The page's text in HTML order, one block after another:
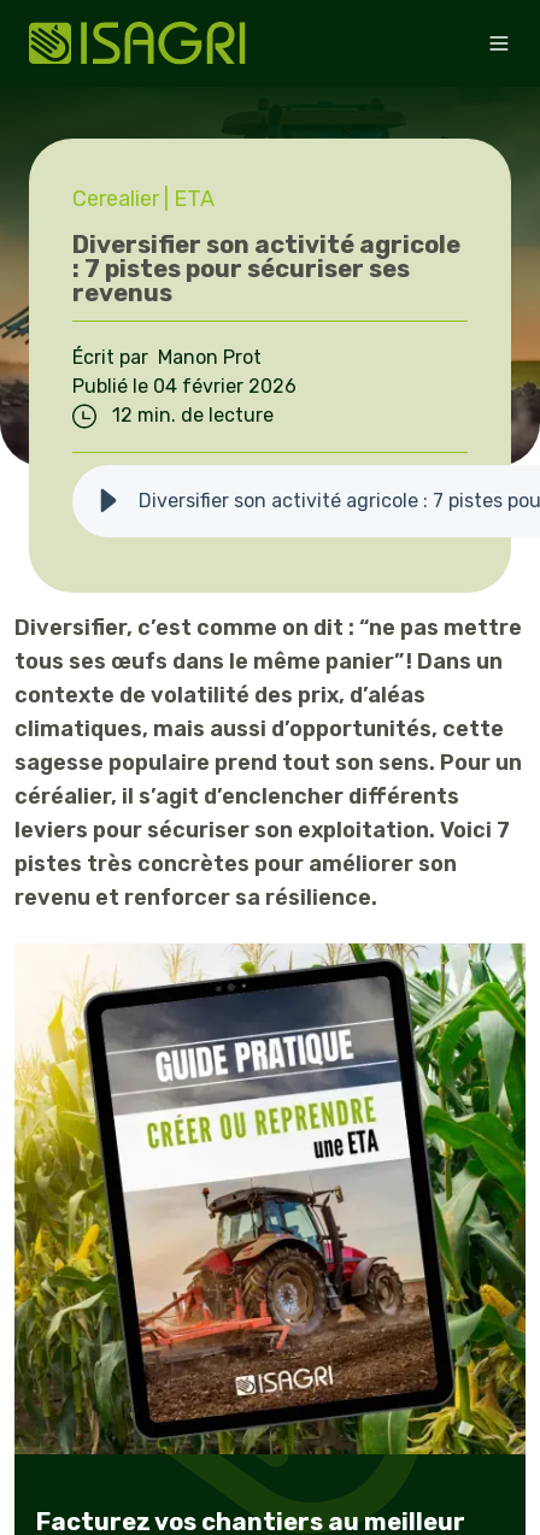
Cerealier | ETA
Diversifier son activité agricole
: 7 pistes pour sécuriser ses
revenus
Écrit par Manon Prot
Publié le 04 février 2026
12 min. de lecture
Diversifier son activité agricole : 7 pistes
Diversifier, c’est comme on dit : “ne pas mettre
tous ses œufs dans le même panier” ! Dans un
contexte de volatilité des prix, d’aléas
climatiques, mais aussi d’opportunités, cette
sagesse populaire prend tout son sens. Pour un
céréalier, il s’agit d’enclencher différents
leviers pour sécuriser son exploitation. Voici 7
pistes très concrètes pour améliorer son
revenu et renforcer sa résilience.
Facturez vos chantiers au meilleur